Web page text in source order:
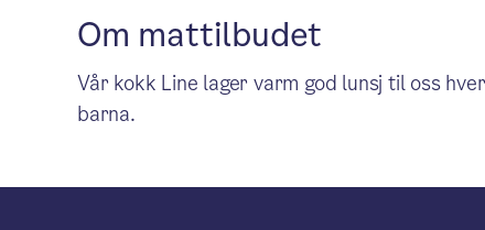
Om mattilbudet
Vår kokk Line lager varm god lunsj til oss
barna.